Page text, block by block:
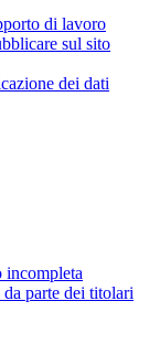
di lavoro
sul sito
dei dati
incompleta
parte dei titolari